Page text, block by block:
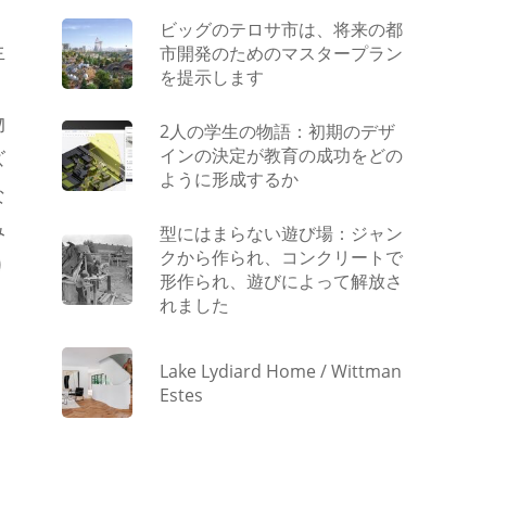
ビッグのテロサ市は、将来の都
市開発のためのマスタープラン
を提示します
2人の学生の物語：初期のデザ
インの決定が教育の成功をどの
ように形成するか
型にはまらない遊び場：ジャン
クから作られ、コンクリートで
形作られ、遊びによって解放さ
れました
Lake Lydiard Home / Wittman
Estes